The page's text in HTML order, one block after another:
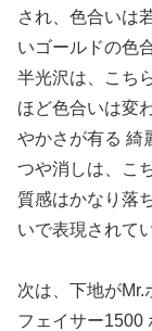
され、色合いは
いゴールドの色
半光沢は、こち
ほど色合いは変
やかさが有る 綺
つや消しは、こ
質感はかなり落
いで表現されて
次は、下地が
フェイサー1500